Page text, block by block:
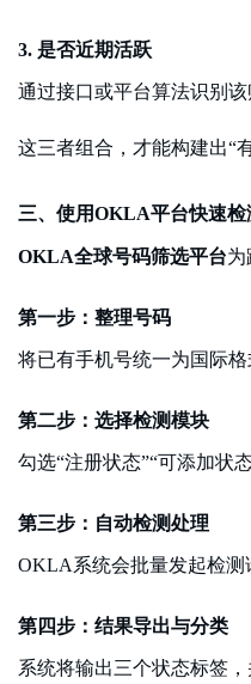
3. 是否近期活跃
通过接口或平台算法识别
这三者组合，才能构建出“
三、使用OKLA平台快速
OKLA全球号码筛选平台为
第一步：整理号码
将已有手机号统一为国际格
第二步：选择检测模块
勾选“注册状态”“可添加状
第三步：自动检测处理
OKLA系统会批量发起检测
第四步：结果导出与分类
系统将输出三个状态标签